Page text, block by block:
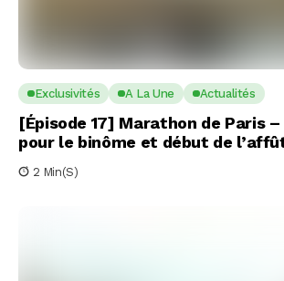
Exclusivités A La Une Actualités
[Épisode 17] Marathon de Paris –
pour le binôme et début de
2 Min(s)